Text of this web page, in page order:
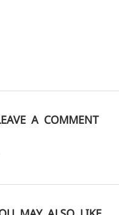
A COMMENT